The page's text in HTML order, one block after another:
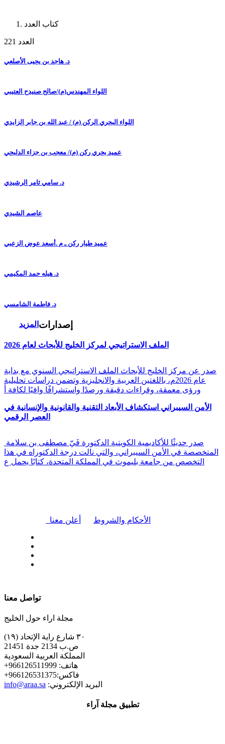
كتاب العدد
العدد 221
د. هاجد بن يحيى الأصلعي
اللواء المهندس(م)/صالح صنيدح العتيبي
اللواء البحري الركن (م) / عبد الله بن جابر الزايدي
عميد بحري ركن (م)/ معجب بن جزاء الدلبحي
د. سامي ثامر الرشيدي
عاصم الشيدي
عميد طيار ركن ـ م .أسعد عوض الزعبي
د. هيله حمد المكيمي
د. فاطمة الشامسي
المزيد إصدارات
الملف الاستراتيجي لمركز الخليج للأبحاث لعام 2026
صدر عن مركز الخليج للأبحاث الملف الاستراتيجي السنوي مع بداية
عام 2026م، باللغتين العربية والانجليزية وتضمن دراسات تحليلية
ورؤى معمقة، وقراءات دقيقة ورصدًا واستشرافًا وافيًا لكافة أ
الأمن السيبراني استكشاف الأبعاد التقنية والقانونية والإنسانية في
العصر الرقمي
المتخصصة في الأمن السيبراني، والتي نالت درجة الدكتوراه في هذا
التخصص من جامعة بليموث في المملكة المتحدة، كتابًا يحمل ع
أعلن معنا الأحكام والشروط
تواصل معنا
مجلة اراء حول الخليج
٣٠ شارع راية الإتحاد (١٩)
ص.ب 2134 جدة 21451
المملكة العربية السعودية
+هاتف: 966126511999
+فاكس:966126531375
info@araa.sa :البريد الإلكتروني
تطبيق مجلة آراء